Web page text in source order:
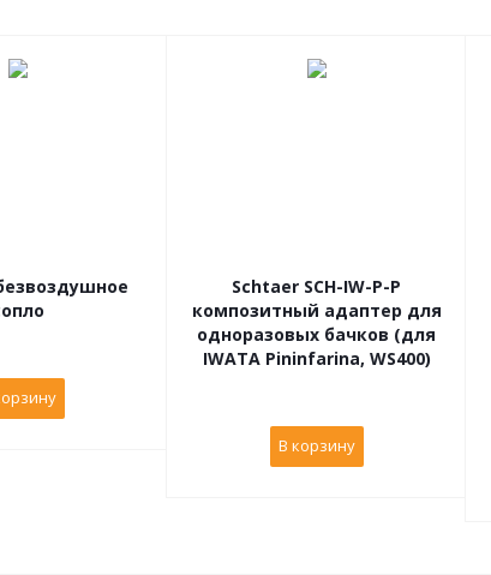
Schtaer SCH-IW-P-P
композитный адаптер для
одноразовых бачков (для
IWATA Pininfarina, WS400)
В корзину